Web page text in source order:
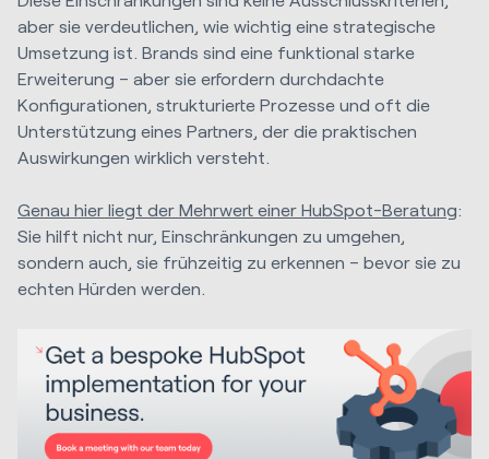
aber sie verdeutlichen, wie wichtig eine strategische
Umsetzung ist. Brands sind eine funktional starke
Erweiterung – aber sie erfordern durchdachte
Konfigurationen, strukturierte Prozesse und oft die
Unterstützung eines Partners, der die praktischen
Auswirkungen wirklich versteht.
Genau hier liegt der Mehrwert einer HubSpot-Beratung:
Sie hilft nicht nur, Einschränkungen zu umgehen,
sondern auch, sie frühzeitig zu erkennen – bevor sie zu
echten Hürden werden.